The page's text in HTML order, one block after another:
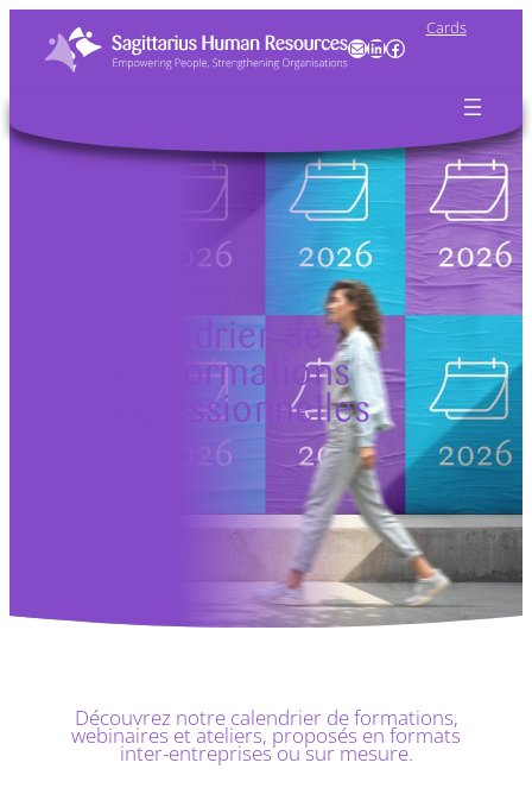
MailLinkedIn
Facebook
Cards
Calendrier de
nos formations
professionnelles
Découvrez notre calendrier de formations,
webinaires et ateliers, proposés en formats
inter-entreprises ou sur mesure.